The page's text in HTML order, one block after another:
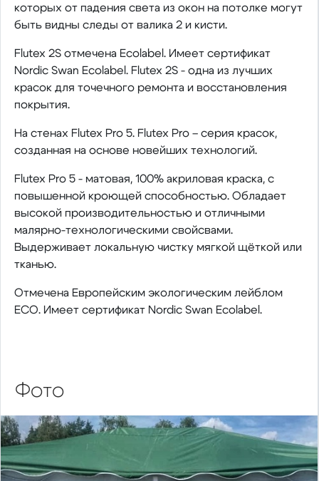
которых от падения света из окон на потолке могут
быть видны следы от валика 2 и кисти.
Flutex 2S отмечена Ecolabel. Имеет сертификат
Nordic Swan Ecolabel. Flutex 2S - одна из лучших
красок для точечного ремонта и восстановления
покрытия.
На стенах Flutex Pro 5. Flutex Pro – серия красок,
созданная на основе новейших технологий.
Flutex Pro 5 - матовая, 100% акриловая краска, с
повышенной кроющей способностью. Обладает
высокой производительностью и отличными
малярно-технологическими свойсвами.
Выдерживает локальную чистку мягкой щёткой или
тканью.
Отмечена Европейским экологическим лейблом
ECO. Имеет сертификат Nordic Swan Ecolabel.
Фото